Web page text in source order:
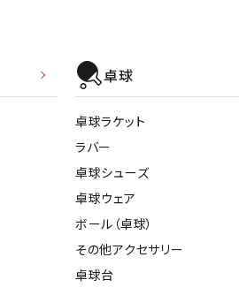
卓球
卓球ラケット
ラバー
卓球シューズ
卓球ウェア
ボール（卓球）
その他アクセサリー
卓球台